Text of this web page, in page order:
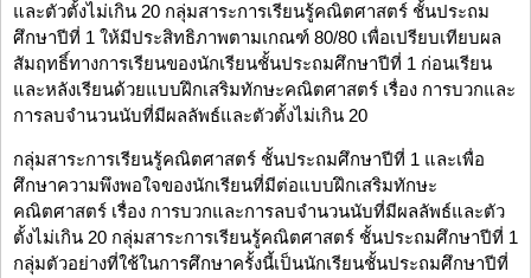
และตัวตั้งไม่เกิน 20 กลุ่มสาระการเรียนรู้คณิตศาสตร์ ชั้นประถม
ศึกษาปีที่ 1 ให้มีประสิทธิภาพตามเกณฑ์ 80/80 เพื่อเปรียบเทียบผล
สัมฤทธิ์ทางการเรียนของนักเรียนชั้นประถมศึกษาปีที่ 1 ก่อนเรียน
และหลังเรียนด้วยแบบฝึกเสริมทักษะคณิตศาสตร์ เรื่อง การบวกและ
การลบจำนวนนับที่มีผลลัพธ์และตัวตั้งไม่เกิน 20
กลุ่มสาระการเรียนรู้คณิตศาสตร์ ชั้นประถมศึกษาปีที่ 1 และเพื่อ
ศึกษาความพึงพอใจของนักเรียนที่มีต่อแบบฝึกเสริมทักษะ
คณิตศาสตร์ เรื่อง การบวกและการลบจำนวนนับที่มีผลลัพธ์และตัว
ตั้งไม่เกิน 20 กลุ่มสาระการเรียนรู้คณิตศาสตร์ ชั้นประถมศึกษาปีที่ 1
กลุ่มตัวอย่างที่ใช้ในการศึกษาครั้งนี้เป็นนักเรียนชั้นประถมศึกษาปีที่